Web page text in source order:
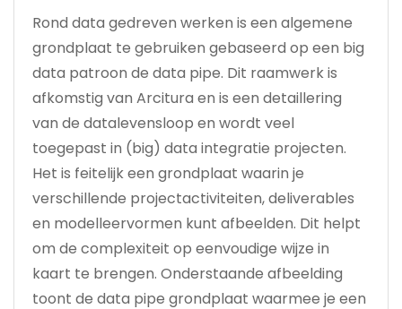
Rond data gedreven werken is een algemene
grondplaat te gebruiken gebaseerd op een big
data patroon de data pipe. Dit raamwerk is
afkomstig van Arcitura en is een detaillering
van de datalevensloop en wordt veel
toegepast in (big) data integratie projecten.
Het is feitelijk een grondplaat waarin je
verschillende projectactiviteiten, deliverables
en modelleervormen kunt afbeelden. Dit helpt
om de complexiteit op eenvoudige wijze in
kaart te brengen. Onderstaande afbeelding
toont de data pipe grondplaat waarmee je een